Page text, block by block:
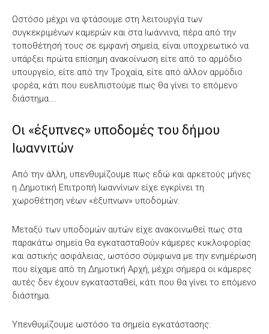
Ωστόσο μέχρι να φτάσουμε στη λειτουργία των
συγκεκριμένων καμερών και στα Ιωάννινα, πέρα από την
τοποθέτησή τους σε εμφανή σημεία, είναι υποχρεωτικό να
υπάρξει πρώτα επίσημη ανακοίνωση είτε από το αρμόδιο
υπουργείο, είτε από την Τροχαία, είτε από άλλον αρμόδιο
φορέα, κάτι που ευελπιστούμε πως θα γίνει το επόμενο
διάστημα….
Οι «έξυπνες» υποδομές του δήμου
Ιωαννιτών
Από την άλλη, υπενθυμίζουμε πως εδώ και αρκετούς μήνες
η Δημοτική Επιτροπή Ιωαννίνων είχε εγκρίνει τη
χωροθέτηση νέων «έξυπνων» υποδομών.
Μεταξύ των υποδομών αυτών είχε ανακοινωθεί πως στα
παρακάτω σημεία θα εγκατασταθούν κάμερες κυκλοφορίας
και αστικής ασφάλειας, ωστόσο σύμφωνα με την ενημέρωση
που είχαμε από τη Δημοτική Αρχή, μέχρι σήμερα οι κάμερες
αυτές δεν έχουν εγκατασταθεί, κάτι που θα γίνει το επόμενο
διάστημα.
Υπενθυμίζουμε ωστόσο τα σημεία εγκατάστασης: